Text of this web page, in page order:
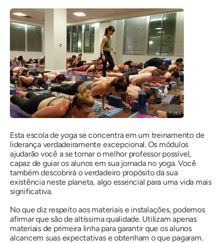
Esta escola de yoga se concentra em um treinamento de
liderança verdadeiramente excepcional. Os módulos
ajudarão você a se tornar o melhor professor possível,
capaz de guiar os alunos em sua jornada no yoga. Você
também descobrirá o verdadeiro propósito da sua
existência neste planeta, algo essencial para uma vida mais
significativa.
No que diz respeito aos materiais e instalações, podemos
afirmar que são de altíssima qualidade. Utilizam apenas
materiais de primeira linha para garantir que os alunos
alcancem suas expectativas e obtenham o que pagaram.